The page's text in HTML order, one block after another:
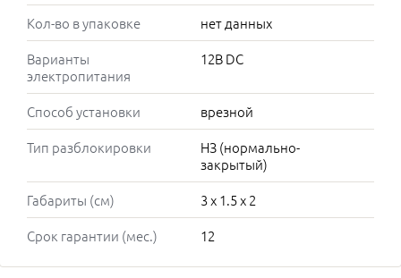
Кол-во в упаковке
нет данных
Варианты
электропитания
12В DC
Способ установки
врезной
Тип разблокировки
НЗ (нормально-
закрытый)
Габариты (см)
3 x 1.5 x 2
Срок гарантии (мес.)
12